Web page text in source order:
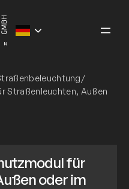
/
Straßenleuchten, Außen
für
oder im